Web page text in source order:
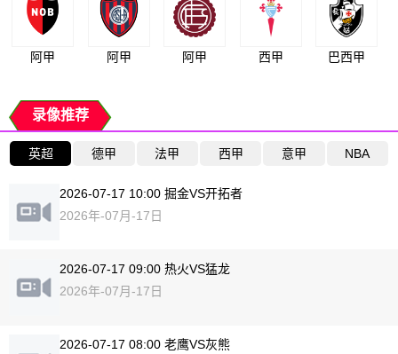
阿甲 阿甲 阿甲 西甲 巴西甲
录像推荐
英超 德甲 法甲 西甲 意甲 NBA
2026-07-17 10:00 掘金VS开拓者
2026年-07月-17日
2026-07-17 09:00 热火VS猛龙
2026年-07月-17日
2026-07-17 08:00 老鹰VS灰熊